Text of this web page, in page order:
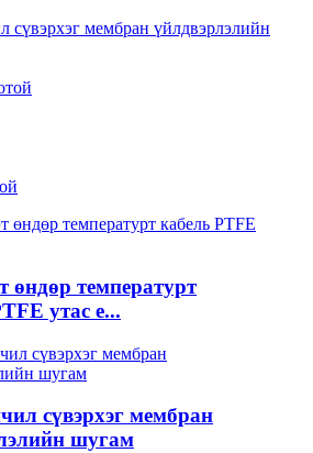
сүвэрхэг мембран үйлдвэрлэлийн
өндөр температурт
утас e...
сүвэрхэг мембран
шугам